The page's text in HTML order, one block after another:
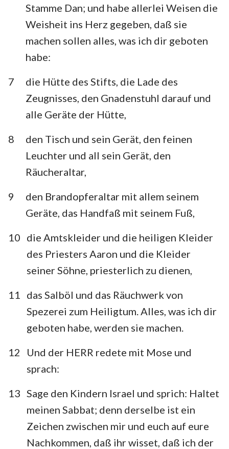
1 2 3 4 5 6
8
15
16 17 18 19 20
21
22
23 24 25 26 27
28
29
32 33 34
35
Stamme Dan; und habe allerlei Weisen die
Weisheit ins Herz gegeben, daß sie
machen sollen alles, was ich dir geboten
habe:
7
die Hütte des Stifts, die Lade des
Zeugnisses, den Gnadenstuhl darauf und
alle Geräte der Hütte,
8
den Tisch und sein Gerät, den feinen
Leuchter und all sein Gerät, den
Räucheraltar,
9
den Brandopferaltar mit allem seinem
Geräte, das Handfaß mit seinem Fuß,
10 die Amtskleider und die heiligen Kleider
des Priesters Aaron und die Kleider
seiner Söhne, priesterlich zu dienen,
11
das Salböl und das Räuchwerk von
Spezerei zum Heiligtum. Alles, was ich dir
geboten habe, werden sie machen.
12
Und der HERR redete mit Mose und
sprach:
13 Sage den Kindern Israel und sprich: Haltet
meinen Sabbat; denn derselbe ist ein
Zeichen zwischen mir und euch auf eure
Nachkommen, daß ihr wisset, daß ich der